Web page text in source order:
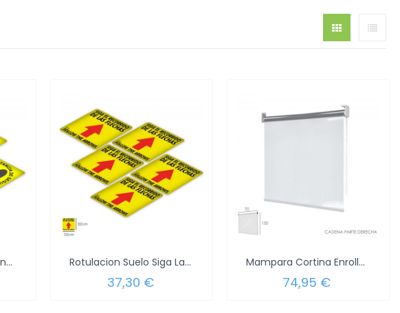
Rotulacion Suelo Distancia Seguridad y... Rotulacion Suelo Siga Las Flechas....
37,30 €
Mampara Cortina Enrollable PVC...
74,95 €